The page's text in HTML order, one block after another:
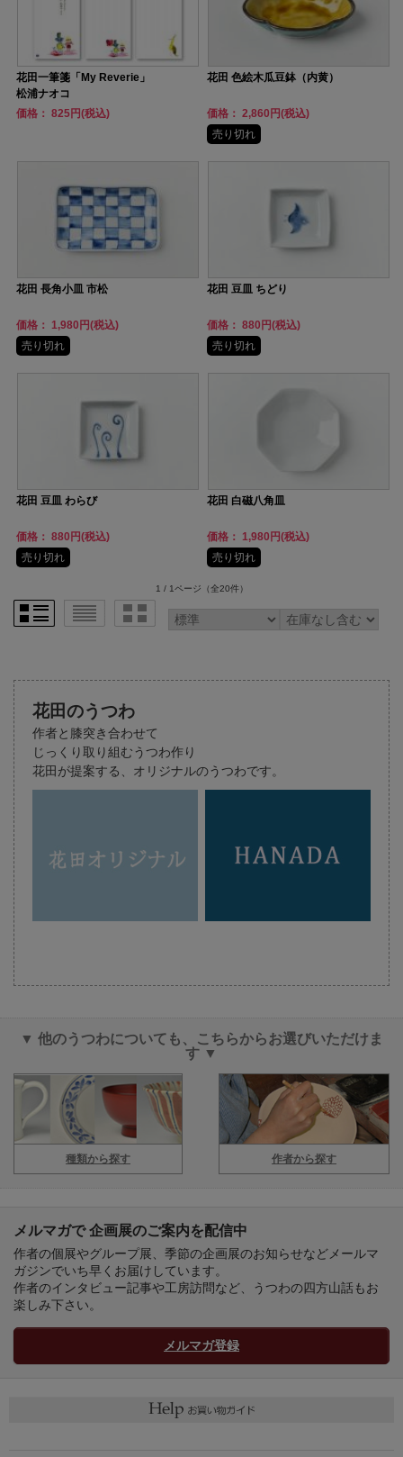
花田一筆箋「My Reverie」
松浦ナオコ
価格： 825円(税込)
花田 色絵木瓜豆鉢（内黄）
価格： 2,860円(税込)
売り切れ
花田 長角小皿 市松
価格： 1,980円(税込)
売り切れ
花田 豆皿 ちどり
価格： 880円(税込)
売り切れ
花田 豆皿 わらび
価格： 880円(税込)
売り切れ
花田 白磁八角皿
価格： 1,980円(税込)
売り切れ
1 / 1ページ （全20件）
花田のうつわ
作者と膝突き合わせて
じっくり取り組むうつわ作り
花田が提案する、オリジナルのうつわです。
▼ 他のうつわについても、こちらからお選びいただけま
す ▼
種類から探す 作者から探す
メルマガで 企画展のご案内を配信中
作者の個展やグループ展、季節の企画展のお知らせなどメールマ
ガジンでいち早くお届けしています。
作者のインタビュー記事や工房訪問など、うつわの四方山話もお
楽しみ下さい。
メルマガ登録